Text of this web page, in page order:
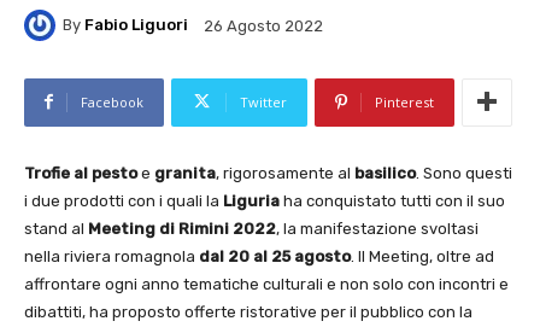
By Fabio Liguori 26 Agosto 2022
Facebook Twitter Pinterest
Trofie al pestoe granita, rigorosamente al basilico. Sono questi
i due prodotti con i quali la Liguria ha conquistato tutti con il suo
stand al Meeting di Rimini 2022, la manifestazione svoltasi
nella riviera romagnola dal 20 al 25 agosto. Il Meeting, oltre ad
affrontare ogni anno tematiche culturali e non solo con incontri e
dibattiti, ha proposto offerte ristorative per il pubblico con la